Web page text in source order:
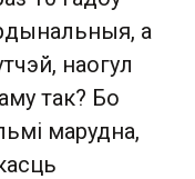
а
наогул
так? Бо
марудна,